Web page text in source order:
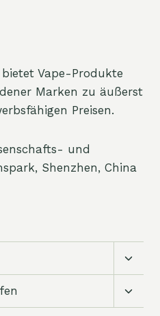
bietet Vape-Produkte
Marken zu äußerst
Preisen.
und
Shenzhen, China